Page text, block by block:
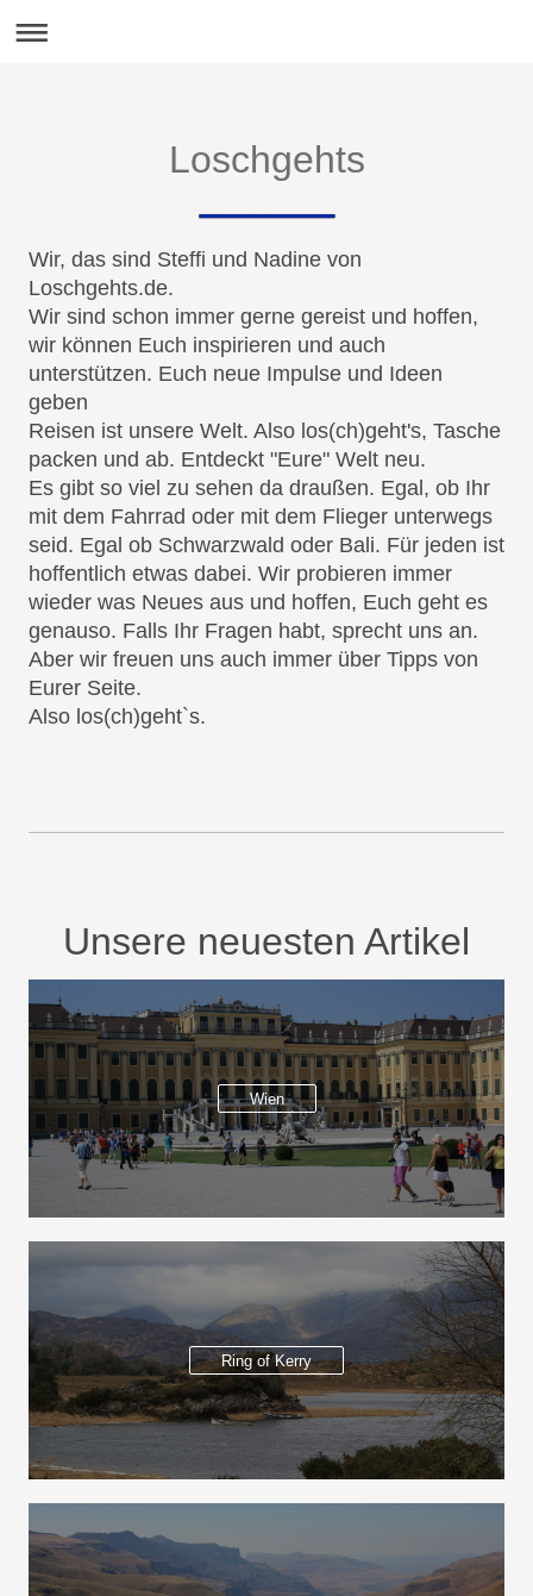
Loschgehts
Wir, das sind Steffi und Nadine von
Loschgehts.de.
Wir sind schon immer gerne gereist und hoffen,
wir können Euch inspirieren und auch
unterstützen. Euch neue Impulse und Ideen
geben
Reisen ist unsere Welt. Also los(ch)geht's, Tasche
packen und ab. Entdeckt "Eure" Welt neu.
Es gibt so viel zu sehen da draußen. Egal, ob Ihr
mit dem Fahrrad oder mit dem Flieger unterwegs
seid. Egal ob Schwarzwald oder Bali. Für jeden ist
hoffentlich etwas dabei. Wir probieren immer
wieder was Neues aus und hoffen, Euch geht es
genauso. Falls Ihr Fragen habt, sprecht uns an.
Aber wir freuen uns auch immer über Tipps von
Eurer Seite.
Also los(ch)geht`s.
Unsere neuesten Artikel
Wien
Ring of Kerry